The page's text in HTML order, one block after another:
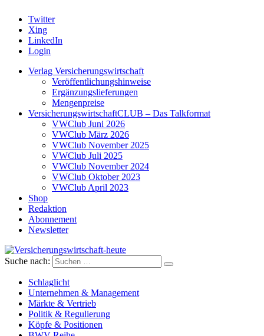
Twitter
Xing
LinkedIn
Login
Verlag Versicherungswirtschaft
Veröffentlichungshinweise
Ergänzungslieferungen
Mengenpreise
VersicherungswirtschaftCLUB – Das Talkformat
VWClub Juni 2026
VWClub März 2026
VWClub November 2025
VWClub Juli 2025
VWClub November 2024
VWClub Oktober 2023
VWClub April 2023
Shop
Redaktion
Abonnement
Newsletter
Versicherungswirtschaft-heute
Suche nach:
Schlaglicht
Unternehmen & Management
Märkte & Vertrieb
Politik & Regulierung
Köpfe & Positionen